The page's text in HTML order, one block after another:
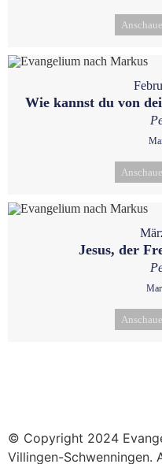
Wie kannst du von
Jesus, der
© Copyright 2024
Villingen-Schwenningen.